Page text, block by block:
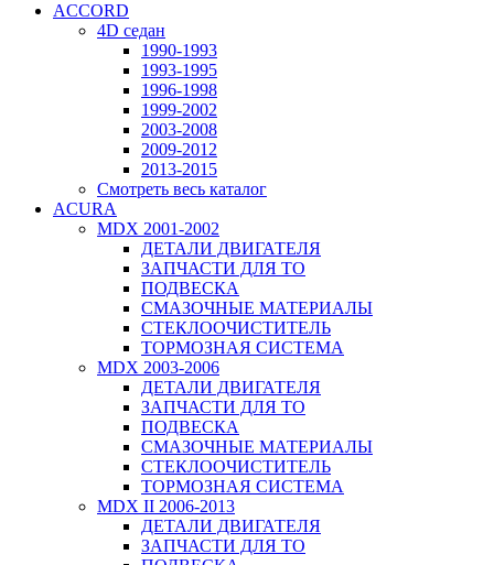
ACCORD
4D седан
1990-1993
1993-1995
1996-1998
1999-2002
2003-2008
2009-2012
2013-2015
Смотреть весь каталог
ACURA
MDX 2001-2002
ДЕТАЛИ ДВИГАТЕЛЯ
ЗАПЧАСТИ ДЛЯ ТО
ПОДВЕСКА
СМАЗОЧНЫЕ МАТЕРИАЛЫ
СТЕКЛООЧИСТИТЕЛЬ
ТОРМОЗНАЯ СИСТЕМА
MDX 2003-2006
ДЕТАЛИ ДВИГАТЕЛЯ
ЗАПЧАСТИ ДЛЯ ТО
ПОДВЕСКА
СМАЗОЧНЫЕ МАТЕРИАЛЫ
СТЕКЛООЧИСТИТЕЛЬ
ТОРМОЗНАЯ СИСТЕМА
MDX II 2006-2013
ДЕТАЛИ ДВИГАТЕЛЯ
ЗАПЧАСТИ ДЛЯ ТО